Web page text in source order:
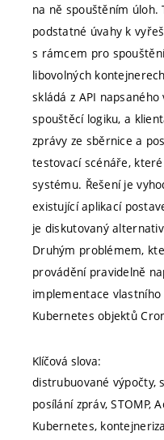
na ně spouštěním úloh.
podstatné úvahy k
s rámcem pro
libovolných
skládá z API
spouštěcí logiku, a
zprávy ze sběrnice a
testovací scénáře,
systému. Řešení je
existující aplikací
je diskutovaný
Druhým problémem,
provádění pravidelně
implementace
Kubernetes objektů
Klíčová slova:
distrubuované výpočty,
posílání zpráv, STOMP,
Kubernetes,